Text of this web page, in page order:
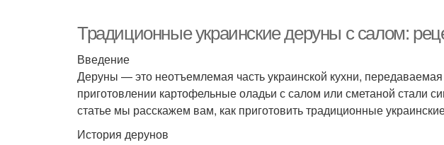
Традиционные украинские деруны с салом:
Введение
Деруны — это неотъемлемая часть украинской кухни,
приготовлении картофельные оладьи с салом или сметаной стали
статье мы расскажем вам, как приготовить традиционные
История дерунов